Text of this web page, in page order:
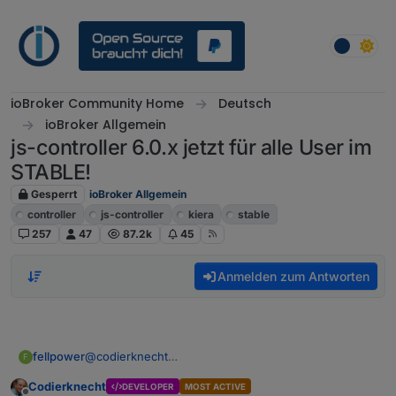
ioBroker Community Home
Deutsch
ioBroker Allgemein
js-controller 6.0.x jetzt für alle User im
STABLE!
Gesperrt
ioBroker Allgemein
controller
js-controller kiera
stable
257
47 87.2k 45
Anmelden zum Antworten
F fellpower@codierknecht
natürlich anders - bin ich aber nicht!
Und für das bisschen, was der machen soll, spielt es
Codierknecht DEVELOPER MOST ACTIVE